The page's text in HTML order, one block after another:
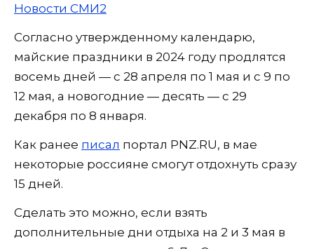
Новости СМИ2
Согласно утвержденному календарю,
майские праздники в 2024 году продлятся
восемь дней — с 28 апреля по 1 мая и с 9 по
12 мая, а новогодние — десять — с 29
декабря по 8 января.
Как ранее писал портал PNZ.RU, в мае
некоторые россияне смогут отдохнуть сразу
15 дней.
Сделать это можно, если взять
дополнительные дни отдыха на 2 и 3 мая в